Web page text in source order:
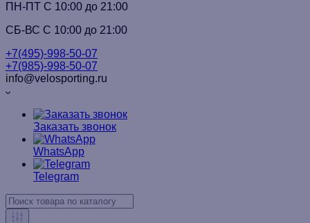
ПН-ПТ C 10:00 до 21:00
СБ-ВС С 10:00 до 21:00
+7(495)-998-50-07
+7(985)-998-50-07
info@velosporting.ru
Заказать звонок
WhatsApp
Telegram